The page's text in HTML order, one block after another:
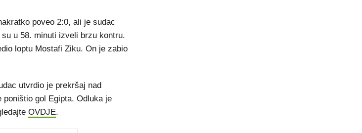
poveo 2:0, ali je sudac
u 58. minuti izveli brzu kontru.
loptu Mostafi Ziku. On je zabio
utvrdio je prekršaj nad
gol Egipta. Odluka je
OVDJE.